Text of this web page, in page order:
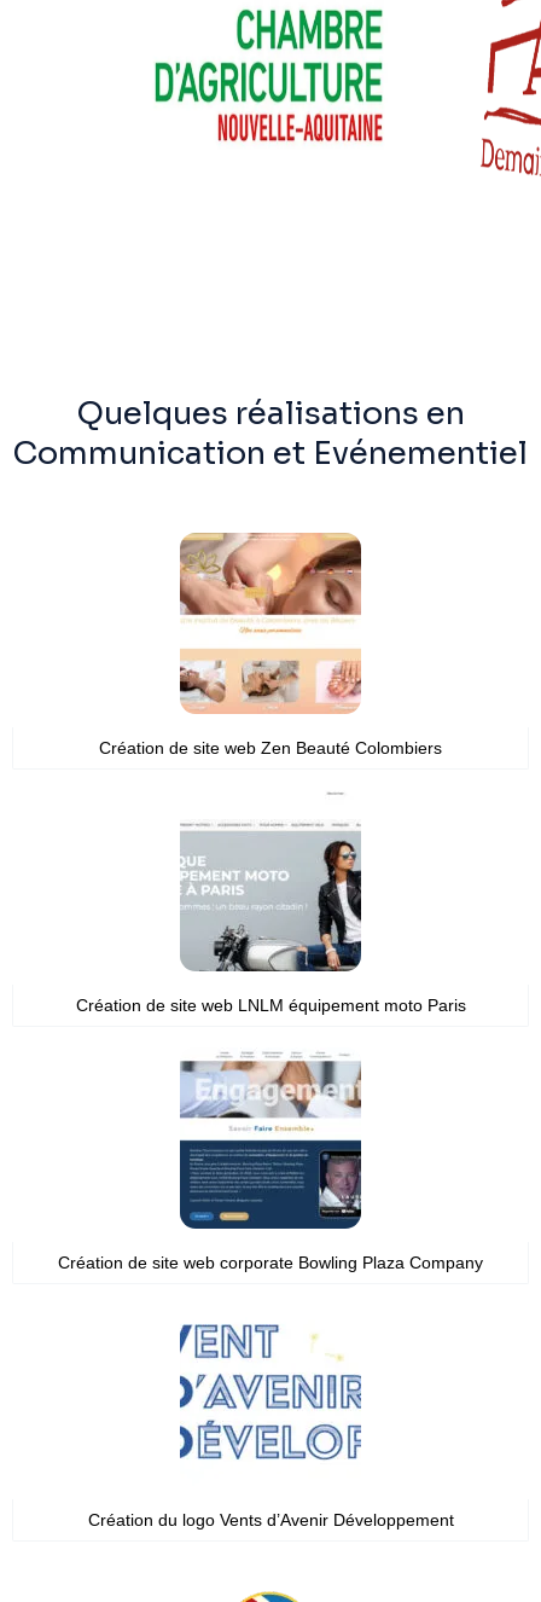
Quelques réalisations en
Communication et Evénementiel
Création de site web Zen Beauté Colombiers
Création de site web LNLM équipement moto Paris
Création de site web corporate Bowling Plaza Company
Création du logo Vents d’Avenir Développement